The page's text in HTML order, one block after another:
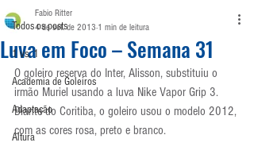
Todos os posts
1 vs. 1
Academia de Goleiros
Adaptação
Altura
Luva em Foco – Semana 31
Fabio Ritter
4 de set. de 2013 1 min de leitura
O goleiro reserva do Inter, Alisson, substituiu o
irmão Muriel usando a luva Nike Vapor Grip 3.
Diante do Coritiba, o goleiro usou o modelo 2012,
com as cores rosa, preto e branco.